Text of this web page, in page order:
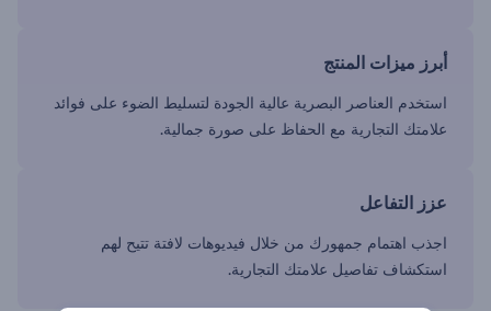
أبرز ميزات المنتج
استخدم العناصر البصرية عالية الجودة لتسليط الضوء على فوائد
علامتك التجارية مع الحفاظ على صورة جمالية.
عزز التفاعل
اجذب اهتمام جمهورك من خلال فيديوهات لافتة تتيح لهم
استكشاف تفاصيل علامتك التجارية.